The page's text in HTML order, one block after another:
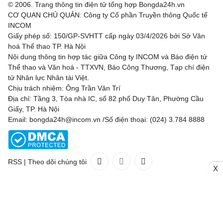
© 2006. Trang thông tin điện tử tổng hợp Bongda24h.vn
CƠ QUAN CHỦ QUẢN: Công ty Cổ phần Truyền thông Quốc tế
INCOM
Giấy phép số: 150/GP-SVHTT cấp ngày 03/4/2026 bởi Sở Văn
hoá Thể thao TP. Hà Nội
Nội dung thông tin hợp tác giữa Công ty INCOM và Báo điện tử
Thể thao và Văn hoá - TTXVN, Báo Công Thương, Tạp chí điện
tử Nhân lực Nhân tài Việt.
Chịu trách nhiệm: Ông Trần Văn Trí
Địa chỉ: Tầng 3, Tòa nhà IC, số 82 phố Duy Tân, Phường Cầu
Giấy, TP. Hà Nội
Email: bongda24h@incom.vn /Số điện thoại: (024) 3.784 8888
RSS | Theo dõi chúng tôi
X